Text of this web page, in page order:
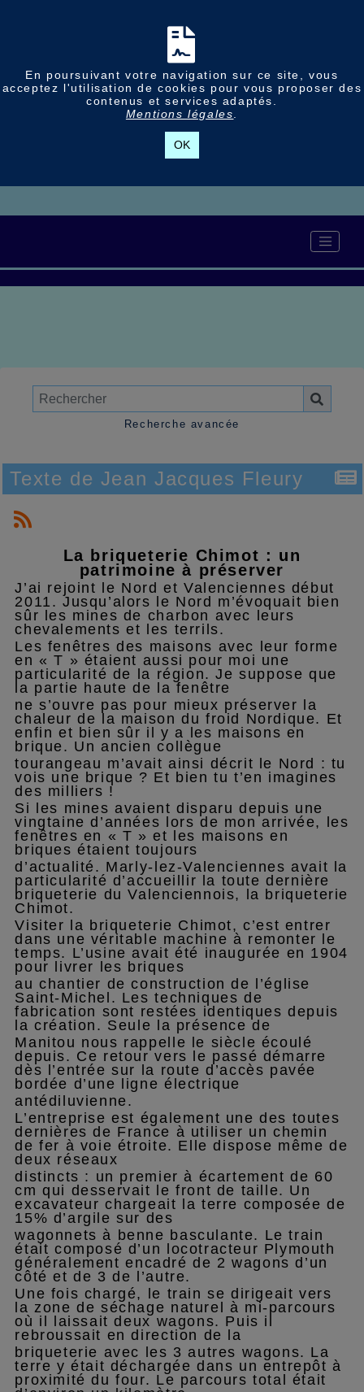
En poursuivant votre navigation sur ce site, vous
acceptez l'utilisation de cookies pour vous proposer des
contenus et services adaptés.
Mentions légales
OK
Recherche avancée
Texte de Jean Jacques Fleury
La briqueterie Chimot : un
patrimoine à préserver
J’ai rejoint le Nord et Valenciennes début
2011. Jusqu’alors le Nord m’évoquait bien
sûr les mines de charbon avec leurs
chevalements et les terrils.
Les fenêtres des maisons avec leur forme
en « T » étaient aussi pour moi une
particularité de la région. Je suppose que
la partie haute de la fenêtre
ne s’ouvre pas pour mieux préserver la
chaleur de la maison du froid Nordique. Et
enfin et bien sûr il y a les maisons en
brique. Un ancien collègue
tourangeau m’avait ainsi décrit le Nord : tu
vois une brique ? Et bien tu t’en imagines
des milliers !
Si les mines avaient disparu depuis une
vingtaine d’années lors de mon arrivée, les
fenêtres en « T » et les maisons en
briques étaient toujours
d’actualité. Marly-lez-Valenciennes avait la
particularité d’accueillir la toute dernière
briqueterie du Valenciennois, la briqueterie
Chimot.
Visiter la briqueterie Chimot, c’est entrer
dans une véritable machine à remonter le
temps. L’usine avait été inaugurée en 1904
pour livrer les briques
au chantier de construction de l’église
Saint-Michel. Les techniques de
fabrication sont restées identiques depuis
la création. Seule la présence de
Manitou nous rappelle le siècle écoulé
depuis. Ce retour vers le passé démarre
dès l’entrée sur la route d’accès pavée
bordée d’une ligne électrique
antédiluvienne.
L’entreprise est également une des toutes
dernières de France à utiliser un chemin
de fer à voie étroite. Elle dispose même de
deux réseaux
distincts : un premier à écartement de 60
cm qui desservait le front de taille. Un
excavateur chargeait la terre composée de
15% d’argile sur des
wagonnets à benne basculante. Le train
était composé d’un locotracteur Plymouth
généralement encadré de 2 wagons d’un
côté et de 3 de l’autre.
Une fois chargé, le train se dirigeait vers
la zone de séchage naturel à mi-parcours
où il laissait deux wagons. Puis il
rebroussait en direction de la
briqueterie avec les 3 autres wagons. La
terre y était déchargée dans un entrepôt à
proximité du four. Le parcours total était